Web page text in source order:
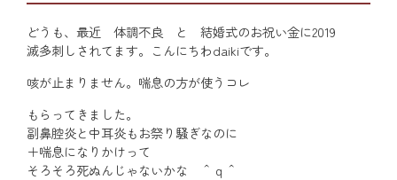
どうも、最近 体調不良 と 結婚式のお祝い金に2019
滅多刺しされてます。こんにちわdaikiです。
咳が止まりません。喘息の方が使うコレ
もらってきました。
副鼻腔炎と中耳炎もお祭り騒ぎなのに
＋喘息になりかけって
そろそろ死ぬんじゃないかな ＾ｑ＾